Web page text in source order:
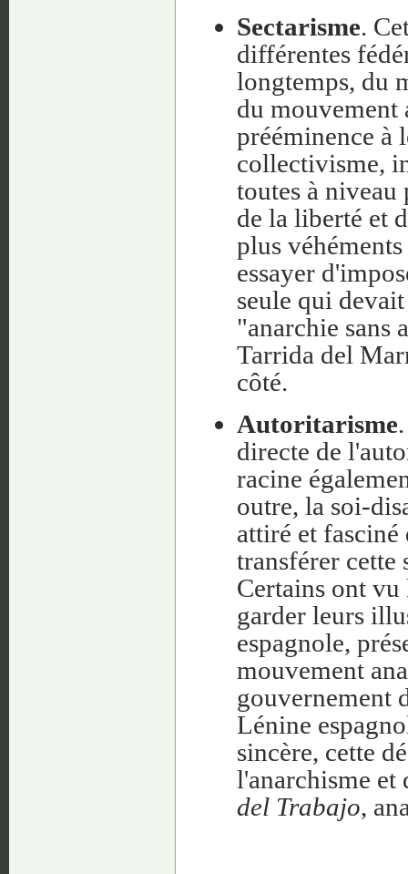
Sectarisme.
différentes
longtemps, du
du mouvement
prééminence à
collectivisme,
toutes à
de la liberté et
plus
essayer
seule qui
"anarchie sans
Tarrida del
côté.
Autoritarisme
directe de
racine
outre, la soi-
attiré et
transférer cette
Certains ont vu
garder leurs
espagnole,
mouvement
gouvernement
Lénine
sincère, cette
l'anarchisme
del Trabajo,